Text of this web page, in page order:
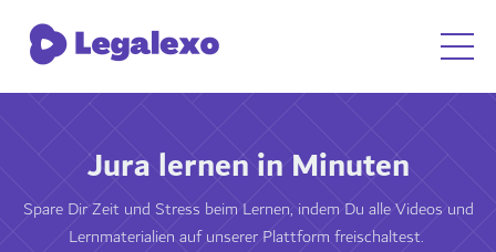
Jura lernen in Minuten
Spare Dir Zeit und Stress beim Lernen, indem Du alle Videos und
Lernmaterialien auf unserer Plattform freischaltest.